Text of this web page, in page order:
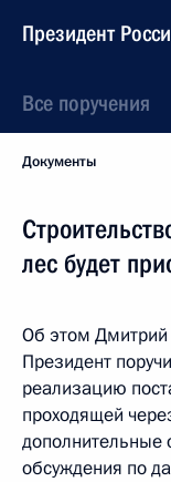
Президент
Все поручения
Документы
лес будет
Об этом
Президент
реализацию
проходящей
дополнительные
обсуждения по